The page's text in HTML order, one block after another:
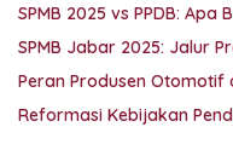
SPMB 2025 vs PPDB: Apa
SPMB Jabar 2025: Jalur
Peran Produsen Otomotif
Reformasi Kebijakan